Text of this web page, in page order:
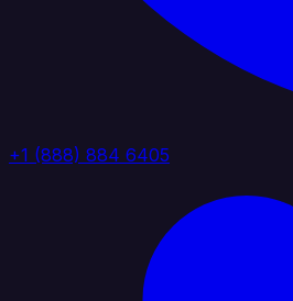
+1 (888) 884 6405